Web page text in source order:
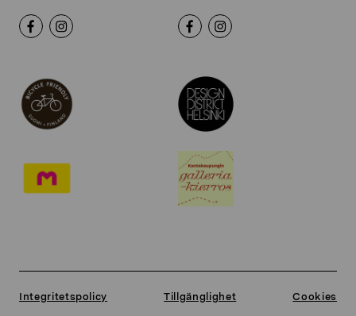
Integritetspolicy Tillgänglighet Cookies